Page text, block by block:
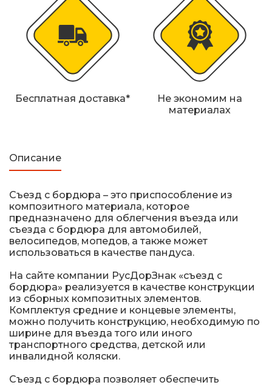
Железнодорожные путевые знаки
Прочее
Бесплатная доставка*
Не экономим на
материалах
Описание
Съезд с бордюра – это приспособление из
композитного материала, которое
предназначено для облегчения въезда или
съезда с бордюра для автомобилей,
велосипедов, мопедов, а также может
использоваться в качестве пандуса.
На сайте компании РусДорЗнак «съезд с
бордюра» реализуется в качестве конструкции
из сборных композитных элементов.
Комплектуя средние и концевые элементы,
можно получить конструкцию, необходимую по
ширине для въезда того или иного
транспортного средства, детской или
инвалидной коляски.
Съезд с бордюра позволяет обеспечить